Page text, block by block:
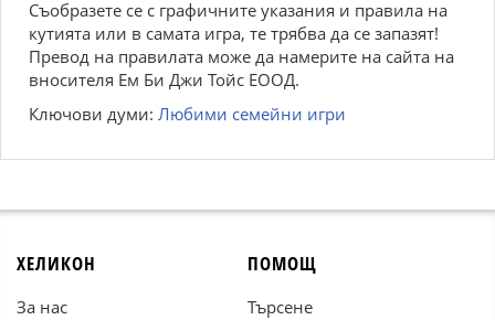
Съобразете се с графичните указания и правила на
кутията или в самата игра, те трябва да се запазят!
Превод на правилата може да намерите на сайта на
вносителя Ем Би Джи Тойс ЕООД.
Ключови думи: Любими семейни игри
ХЕЛИКОН
За нас
ПОМОЩ
Търсене